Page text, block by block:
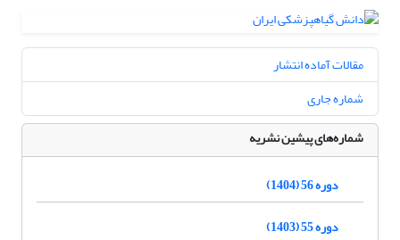
مقالات آماده انتشار
شماره جاری
شماره‌های پیشین نشریه
دوره 56 (1404)
دوره 55 (1403)